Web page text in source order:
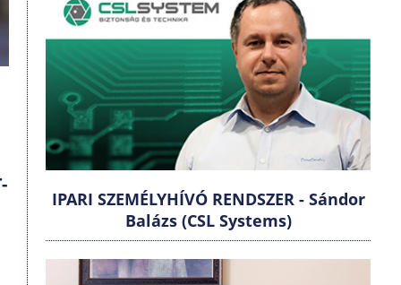
IPARI SZEMÉLYHÍVÓ RENDSZER - Sándor
Balázs (CSL Systems)